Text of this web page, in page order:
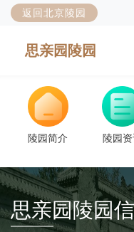
返回北京陵园
思亲园陵园
陵园简介 陵园
思亲园陵园